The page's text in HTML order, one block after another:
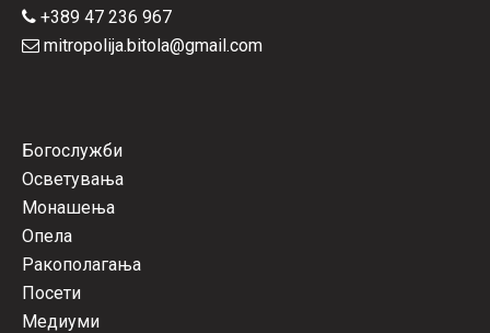
+389 47 236 967
mitropolija.bitola@gmail.com
Богослужби
Осветувања
Монашења
Опела
Ракополагања
Посети
Медиуми